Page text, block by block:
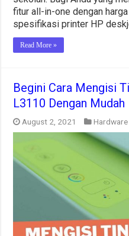
fitur all-in-one dengan
spesifikasi printer HP
Read More »
Begini Cara Mengisi
L3110 Dengan Mudah
August 2, 2021 Hardware